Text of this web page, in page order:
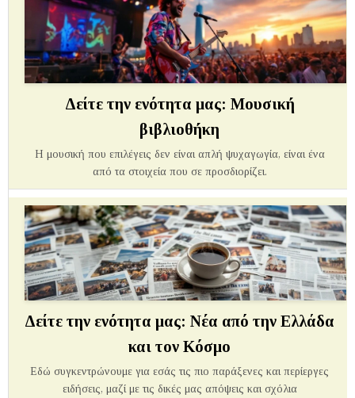
Δείτε την ενότητα μας: Μουσική
βιβλιοθήκη
Η μουσική που επιλέγεις δεν είναι απλή ψυχαγωγία, είναι ένα
από τα στοιχεία που σε προσδιορίζει.
Δείτε την ενότητα μας: Νέα από την Ελλάδα
και τον Κόσμο
Εδώ συγκεντρώνουμε για εσάς τις πιο παράξενες και περίεργες
ειδήσεις, μαζί με τις δικές μας απόψεις και σχόλια